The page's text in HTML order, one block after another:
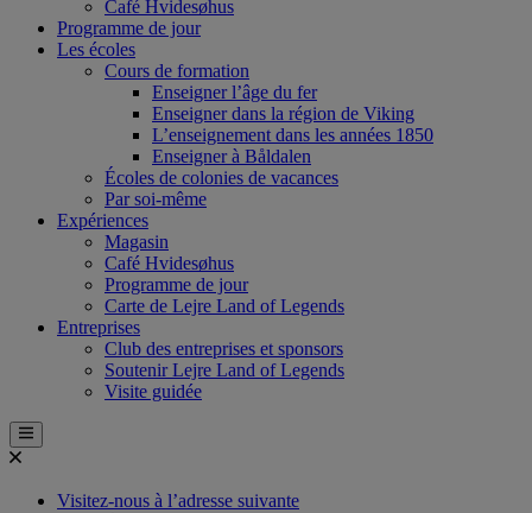
Café Hvidesøhus
Programme de jour
Les écoles
Cours de formation
Enseigner l’âge du fer
Enseigner dans la région de Viking
L’enseignement dans les années 1850
Enseigner à Båldalen
Écoles de colonies de vacances
Par soi-même
Expériences
Magasin
Café Hvidesøhus
Programme de jour
Carte de Lejre Land of Legends
Entreprises
Club des entreprises et sponsors
Soutenir Lejre Land of Legends
Visite guidée
Visitez-nous à l’adresse suivante